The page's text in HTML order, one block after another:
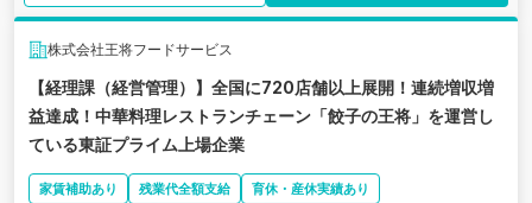
株式会社王将フードサービス
【経理課（経営管理）】全国に720店舗以上展開！連続増収増
益達成！中華料理レストランチェーン「餃子の王将」を運営し
ている東証プライム上場企業
家賃補助あり 残業代全額支給
育休・産休実績あり